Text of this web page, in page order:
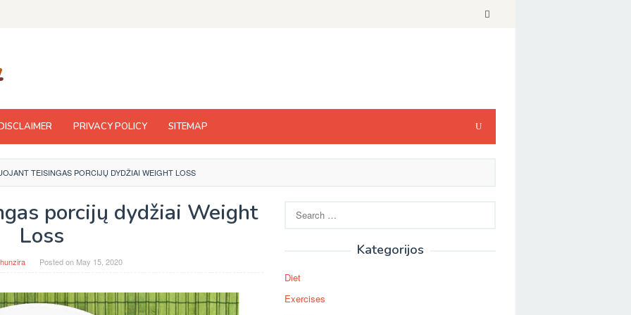
PRIVACY POLICY SITEMAP
TEISINGAS PORCIJŲ DYDŽIAI WEIGHT LOSS
porcijų dydžiai Weight
Loss
Posted on May 15, 2020
for:
Kategorijos
Diet
Exercises